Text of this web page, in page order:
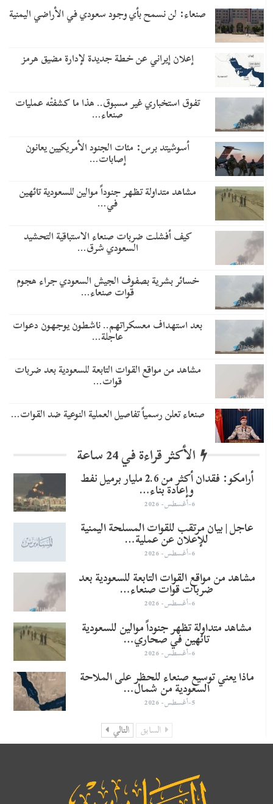
صنعاء: لن نسمح بأي وجود سعودي في الأراضي اليمنية
إعلان إيراني عن خطة جديدة لإدارة مضيق هرمز
تفوق استخباري غير مسبوق.. هذا ما كشفتْه عمليات
صنعاء…
أسوشيتد برس: مئات الجنود الأمريكيين يعانون
إصابات…
مشاهد متداولة تظهر جنوداً موالين للسعودية تائهين
في…
​كيف أفشلت ضربات صنعاء الاستباقية التحشيد
السعودي شرق…
خسائر بشرية بصفوف الجيش السعودي جراء هجوم
قوات صنعاء…
بعد استهداف معسكراتهم.. ناشطون يوجهون دعوات
عاجلة…
مشاهد من مواقع القوات التابعة للسعودية بعد ضربات
قوات…
صنعاء تعلن رسمياً تفاصيل العملية النوعية ضد القوات…
الأكثر قراءة في 24 ساعة
أرامكو: فقدان أكثر من 2.6 مليار برميل نفط
وإعادة بناء…
6-أغسطس- 2026
عاجل | بيان مرتقب للقوات المسلحة اليمنية
للإعلان عن عملية…
6-أغسطس- 2026
مشاهد من مواقع القوات التابعة للسعودية بعد
ضربات قوات صنعاء…
6-أغسطس- 2026
مشاهد متداولة تظهر جنوداً موالين للسعودية
تائهين في صحاري…
6-أغسطس- 2026
ماذا يعني توسيع صنعاء للحظر على الملاحة
السعودية من شمال…
5-أغسطس- 2026
السابق التالي